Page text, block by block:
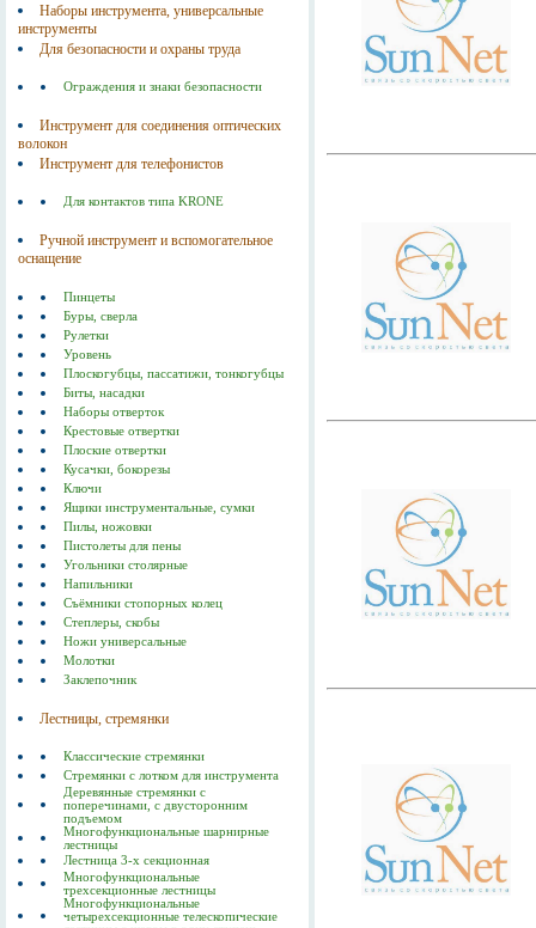
Наборы инструмента, универсальные
инструменты
Для безопасности и охраны труда
Ограждения и знаки безопасности
Инструмент для соединения оптических
волокон
Инструмент для телефонистов
Для контактов типа KRONE
Ручной инструмент и вспомогательное
оснащение
Пинцеты
Буры, сверла
Рулетки
Уровень
Плоскогубцы, пассатижи, тонкогубцы
Биты, насадки
Наборы отверток
Крестовые отвертки
Плоские отвертки
Кусачки, бокорезы
Ключи
Ящики инструментальные, сумки
Пилы, ножовки
Пистолеты для пены
Угольники столярные
Напильники
Съёмники стопорных колец
Степлеры, скобы
Ножи универсальные
Молотки
Заклепочник
Лестницы, стремянки
Классические стремянки
Стремянки с лотком для инструмента
Деревянные стремянки с
поперечинами, с двусторонним
подъемом
Многофункциональные шарнирные
лестницы
Лестница 3-х секционная
Многофункциональные
трехсекционные лестницы
Многофункциональные
четырехсекционные телескопические